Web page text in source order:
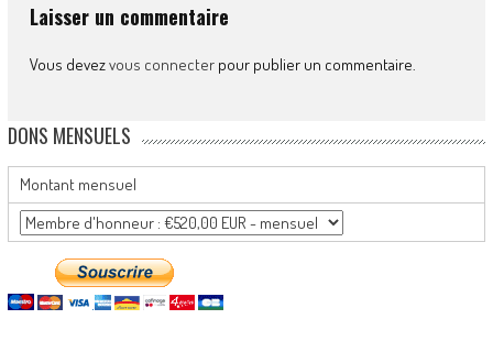
Laisser un commentaire
Vous devezvous connecterpour publier un commentaire.
DONS MENSUELS
Montant mensuel